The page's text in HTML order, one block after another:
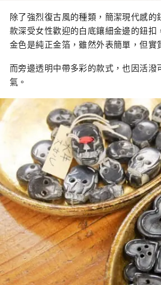
除了強烈復古風的種類，簡潔現代感
款深受女性歡迎的白底鑲細金邊的鈕扣
金色是純正金箔，雖然外表簡單，但實
而旁邊透明中帶多彩的款式，也因活潑
氣。